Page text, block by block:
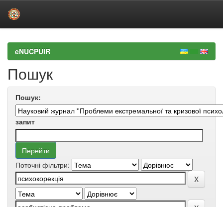
navigationeNUCPUIR
Пошук
Пошук:
запит
Поточні фільтри: